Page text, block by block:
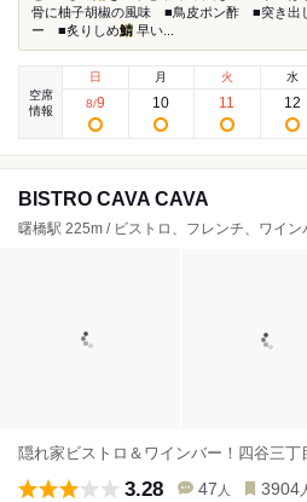
骨に柚子胡椒の風味 ■鳥皮ポン酢 ■突き
ー ■炙りしめ鯖 早い...
空席
情報
日
8/9
月
10
火
11
水
12
BISTRO CAVA CAVA
曙橋駅 225m / ビストロ、フレンチ、ワイン
隠れ家ビストロ＆ワインバー！四谷三
3.28 47 人 3904